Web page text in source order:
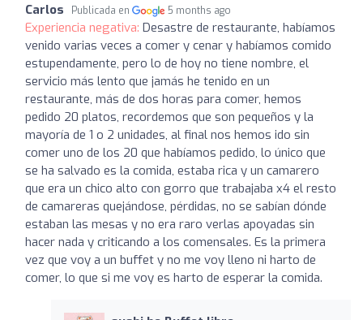
Carlos Publicada en 5 months ago
Experiencia negativa: Desastre de restaurante, habíamos
venido varias veces a comer y cenar y habíamos comido
estupendamente, pero lo de hoy no tiene nombre, el
servicio más lento que jamás he tenido en un
restaurante, más de dos horas para comer, hemos
pedido 20 platos, recordemos que son pequeños y la
mayoría de 1 o 2 unidades, al final nos hemos ido sin
comer uno de los 20 que habíamos pedido, lo único que
se ha salvado es la comida, estaba rica y un camarero
que era un chico alto con gorro que trabajaba x4 el resto
de camareras quejándose, pérdidas, no se sabían dónde
estaban las mesas y no era raro verlas apoyadas sin
hacer nada y criticando a los comensales. Es la primera
vez que voy a un buffet y no me voy lleno ni harto de
comer, lo que si me voy es harto de esperar la comida.